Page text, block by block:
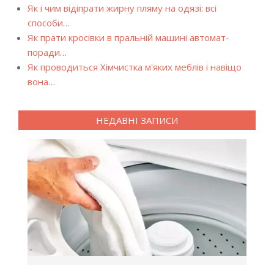
Як і чим відіпрати жирну пляму на одязі: всі
способи…
Як прати кросівки в пральній машині автомат-
поради…
Як проводиться Хімчистка м'яких меблів і навіщо
вона…
НЕДАВНІ ЗАПИСИ